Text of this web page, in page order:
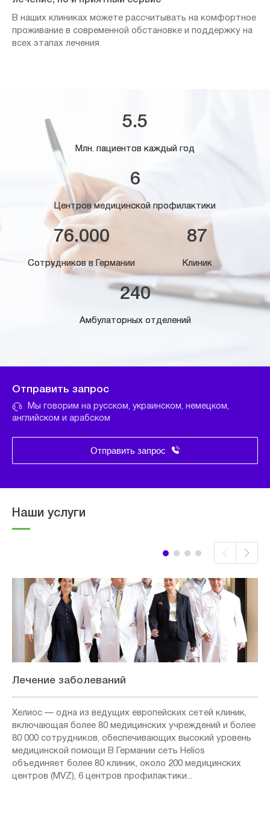
В наших клиниках можете рассчитывать на комфортное
проживание в современной обстановке и поддержку на
всех этапах лечения
5.5
Млн. пациентов каждый год
6
Центров медицинской профилактики
76.000
Сотрудников в Германии
87
Клиник
240
Амбулаторных отделений
Отправить запрос
Мы говорим на русском, украинском, немецком,
английском и арабском
Отправить запрос
Наши услуги
Лечение заболеваний
Хелиос — одна из ведущих европейских сетей клиник,
включающая более 80 медицинских учреждений и более
80 000 сотрудников, обеспечивающих высокий уровень
медицинской помощи В Германии сеть Helios
объединяет более 80 клиник, около 200 медицинских
центров (MVZ), 6 центров профилактики...